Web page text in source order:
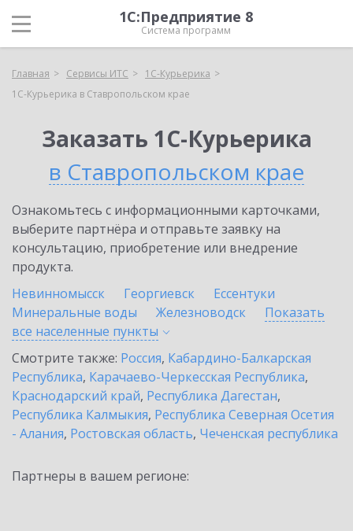
1С:Предприятие 8
Система программ
Главная Сервисы ИТС
1С-Курьерика
1С-Курьерика в Ставропольском крае
Заказать 1С-Курьерика
в Ставропольском крае
Ознакомьтесь с информационными карточками,
выберите партнёра и отправьте заявку на
консультацию, приобретение или внедрение
продукта.
Невинномысск
Георгиевск
Ессентуки
Минеральные воды
Железноводск
Показать
все населенные пункты
Смотрите также: Россия, Кабардино-Балкарская
Республика, Карачаево-Черкесская Республика,
Краснодарский край, Республика Дагестан,
Республика Калмыкия, Республика Северная Осетия
- Алания, Ростовская область, Чеченская республика
Партнеры в вашем регионе: